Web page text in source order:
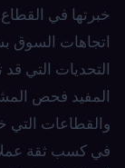
خبرتها في
اتجاهات السوق
التحديات التي
المفيد فحص
والقطاعات التي
في كسب ثقة